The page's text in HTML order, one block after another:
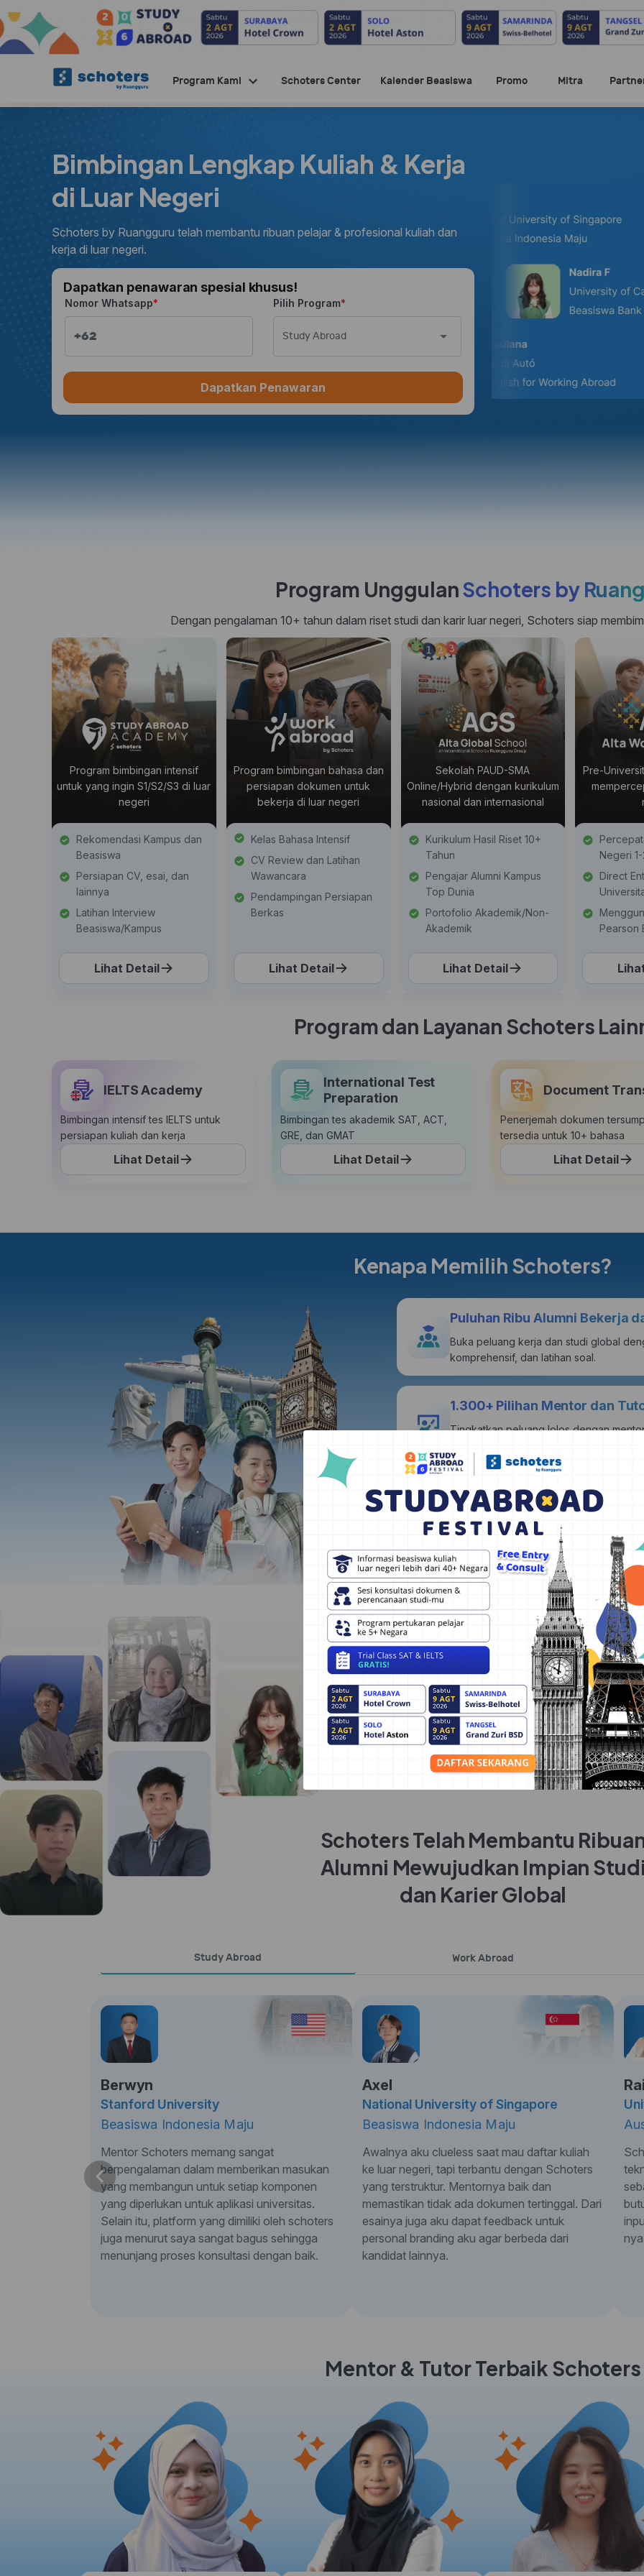
Program Kami Schoters Center Kalender Beasiswa Promo Mitra
Bimbingan Lengkap Kuliah & Kerja
di Luar Negeri
Schoters by Ruangguru telah membantu ribuan pelajar & profesional kuliah dan
kerja di luar negeri.
Dapatkan penawaran spesial khusus!
Nomor Whatsapp
+62
Pilih Program
Study Abroad
Dapatkan Penawaran
Program UnggulanSchoters by
Dengan pengalaman 10+ tahun dalam riset studi dan karir luar negeri, Schoters siap
Program bimbingan intensif
untuk yang ingin S1/S2/S3 di luar
negeri
Rekomendasi Kampus dan
Beasiswa
Persiapan CV, esai, dan
lainnya
Latihan Interview
Beasiswa/Kampus
Lihat Detail
Program bimbingan bahasa dan
persiapan dokumen untuk
bekerja di luar negeri
Kelas Bahasa Intensif
CV Review dan Latihan
Wawancara
Pendampingan Persiapan
Berkas
Lihat Detail
Sekolah PAUD-SMA
Online/Hybrid dengan kurikulum
nasional dan internasional
Kurikulum Hasil Riset 10+
Tahun
Pengajar Alumni Kampus
Top Dunia
Portofolio Akademik/Non-
Akademik
Lihat Detail
Pre-
Negeri
Direct
Pearson
Program dan Layanan Schoters
IELTS Academy
Bimbingan intensif tes IELTS untuk
persiapan kuliah dan kerja
Lihat Detail
International Test
Preparation
Bimbingan tes akademik SAT, ACT,
GRE, dan GMAT
Lihat Detail
Document
Penerjemah dokumen
tersedia untuk 10+ bahasa
Lihat Detail
Kenapa Memilih Schoters?
Puluhan Ribu Alumni Bekerja
Buka peluang kerja dan studi global
komprehensif, dan latihan soal.
1.300+ Pilihan Mentor dan
Tingkatkan peluang lolos dengan
Pilihan Kampus dan Beasiswa
dipersonalisasi sesuai profil kamu
Schoters Telah Membantu
Alumni Mewujudkan Impian
dan Karier Global
Study Abroad Work Abroad
Berwyn
Stanford University
Beasiswa Indonesia Maju
Mentor Schoters memang sangat
berpengalaman dalam memberikan masukan
yang membangun untuk setiap komponen
yang diperlukan untuk aplikasi universitas.
Selain itu, platform yang dimiliki oleh schoters
juga menurut saya sangat bagus sehingga
menunjang proses konsultasi dengan baik.
Axel
National University of Singapore
Beasiswa Indonesia Maju
Awalnya aku clueless saat mau daftar kuliah
ke luar negeri, tapi terbantu dengan Schoters
yang terstruktur. Mentornya baik dan
memastikan tidak ada dokumen tertinggal. Dari
esainya juga aku dapat feedback untuk
personal branding aku agar berbeda dari
kandidat lainnya.
Mentor & Tutor Terbaik Schoters